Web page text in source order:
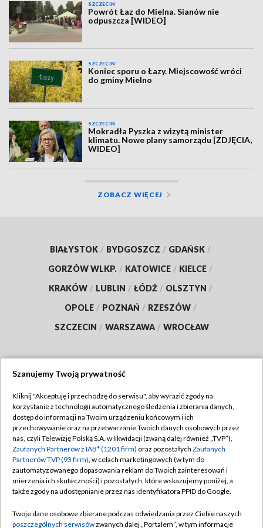
SZCZECIN
Powrót Łaz do Mielna. Sianów nie
odpuszcza [WIDEO]
SZCZECIN
Koniec sporu o Łazy. Miejscowość wróci
do gminy Mielno
SZCZECIN
Mokradła Pyszka z wizytą minister
klimatu. Nowe plany samorządu [ZDJĘCIA,
WIDEO]
ZOBACZ WIĘCEJ
BIAŁYSTOK / BYDGOSZCZ / GDAŃSK /
GORZÓW WLKP. / KATOWICE / KIELCE /
KRAKÓW / LUBLIN / ŁÓDŹ / OLSZTYN /
OPOLE / POZNAŃ / RZESZÓW /
SZCZECIN / WARSZAWA / WROCŁAW
TVP
Abonament TVP
Emisja w TVP
Centrum informacji TVP
Naziemna Telewizja Cyfrowa
Rada Programowa
Regulamin TVP
Polityka prywatności
Moje zgody
Pomoc
Kontakt
Szanujemy Twoją prywatność
Kliknij "Akceptuję i przechodzę do serwisu", aby wyrazić zgody na
korzystanie z technologii automatycznego śledzenia i zbierania danych,
dostęp do informacji na Twoim urządzeniu końcowym i ich
przechowywanie oraz na przetwarzanie Twoich danych osobowych przez
nas, czyli Telewizję Polską S.A. w likwidacji (zwaną dalej również „TVP”),
Zaufanych Partnerów z IAB* (1201 firm) oraz pozostałych Zaufanych
Partnerów TVP (93 firm), w celach marketingowych (w tym do
zautomatyzowanego dopasowania reklam do Twoich zainteresowań i
mierzenia ich skuteczności) i pozostałych, które wskazujemy poniżej, a
także zgody na udostępnianie przez nas identyfikatora PPID do Google.
Twoje dane osobowe zbierane podczas odwiedzania przez Ciebie naszych
poszczególnych serwisówzwanych dalej „Portalem”, w tym informacje